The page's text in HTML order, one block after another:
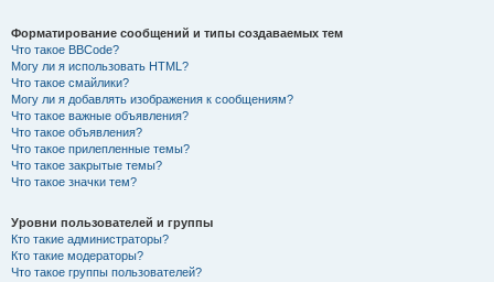
Форматирование сообщений и типы создаваемых тем
Что такое BBCode?
Могу ли я использовать HTML?
Что такое смайлики?
Могу ли я добавлять изображения к сообщениям?
Что такое важные объявления?
Что такое объявления?
Что такое прилепленные темы?
Что такое закрытые темы?
Что такое значки тем?
Уровни пользователей и группы
Кто такие администраторы?
Кто такие модераторы?
Что такое группы пользователей?